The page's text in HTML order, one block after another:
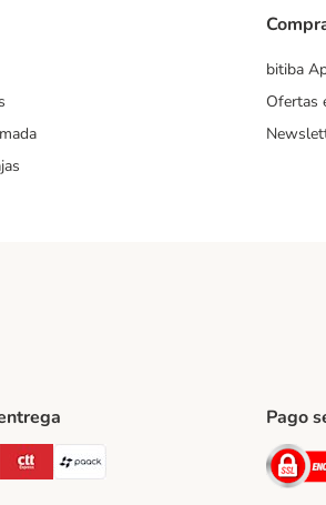
bitiba
Ofertas
Method
InPost Shipping Method
CTTExpress Shipping Method
paack Shipping Method
Pago